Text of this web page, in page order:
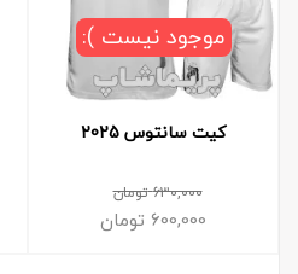
کیت سانتوس 2025
630,000تومان
600,000 تومان
موجود نیست ):